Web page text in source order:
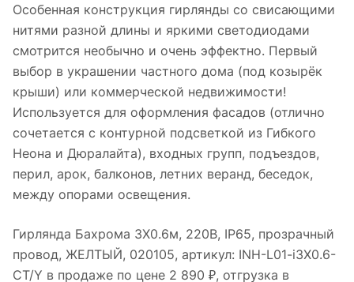
Особенная конструкция гирлянды со свисающими
нитями разной длины и яркими светодиодами
смотрится необычно и очень эффектно. Первый
выбор в украшении частного дома (под козырёк
крыши) или коммерческой недвижимости!
Используется для оформления фасадов (отлично
сочетается с контурной подсветкой из Гибкого
Неона и Дюралайта), входных групп, подъездов,
перил, арок, балконов, летних веранд, беседок,
между опорами освещения.
Гирлянда Бахрома 3X0.6м, 220В, IP65, прозрачный
провод, ЖЕЛТЫЙ, 020105, артикул: INH-L01-i3X0.6-
CT/Y в продаже по цене 2 890 ₽, отгрузка в